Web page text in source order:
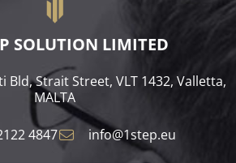
SOLUTION LIMITED
Bld, Strait Street, VLT 1432, Valletta,
MALTA​
4847 info@1step.eu